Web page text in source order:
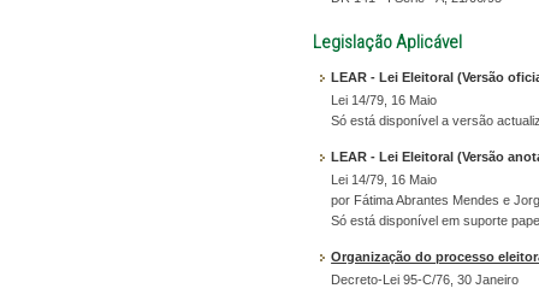
Legislação Aplicável
LEAR - Lei Eleitoral (Versão
Lei 14/79, 16 Maio
Só está disponível a versão
LEAR - Lei Eleitoral (Versão
Lei 14/79, 16 Maio
por Fátima Abrantes Mendes e
Só está disponível em suporte
Organização do processo
Decreto-Lei 95-C/76, 30 Janeiro